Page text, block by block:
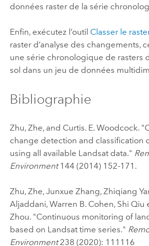
données raster de la série
Enfin, exécutez l’outil Classer le
raster d’analyse des changements,
une série chronologique de rasters
sol dans un jeu de données
Bibliographie
Zhu, Zhe, and Curtis. E. Woodcock.
change detection and classification
using all available Landsat data."
Environment144 (2014) 152-171.
Zhu, Zhe, Junxue Zhang, Zhiqiang
Aljaddani, Warren B. Cohen, Shi Qiu
Zhou. "Continuous monitoring of
based on Landsat time series."
Environment238 (2020): 111116